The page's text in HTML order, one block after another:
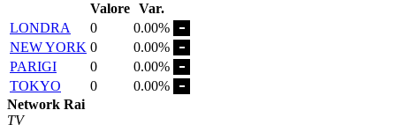
Valore Var.
LONDRA
0
0.00%
NEW YORK 0
0.00%
PARIGI
0
0.00%
TOKYO
0
0.00%
Network Rai
TV